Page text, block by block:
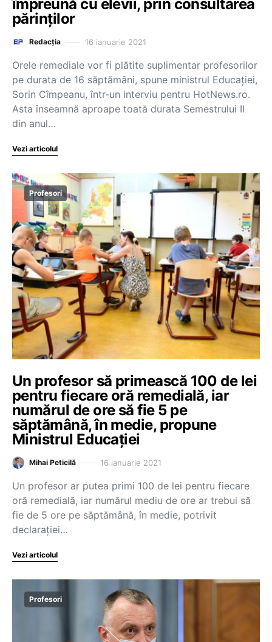
împreună cu elevii, prin consultarea
părinților
Redacția 16 ianuarie 2021
Orele remediale vor fi plătite suplimentar profesorilor
pe durata de 16 săptămâni, spune ministrul Educației,
Sorin Cîmpeanu, într-un interviu pentru HotNews.ro.
Asta înseamnă aproape toată durata Semestrului II
din anul…
Vezi articolul
Profesori
Un profesor să primească 100 de lei
pentru fiecare oră remedială, iar
numărul de ore să fie 5 pe
săptămână, în medie, propune
Ministrul Educației
Mihai Peticilă 16 ianuarie 2021
Un profesor ar putea primi 100 de lei pentru fiecare
oră remedială, iar numărul mediu de ore ar trebui să
fie de 5 ore pe săptămână, în medie, potrivit
declarației…
Vezi articolul
Profesori